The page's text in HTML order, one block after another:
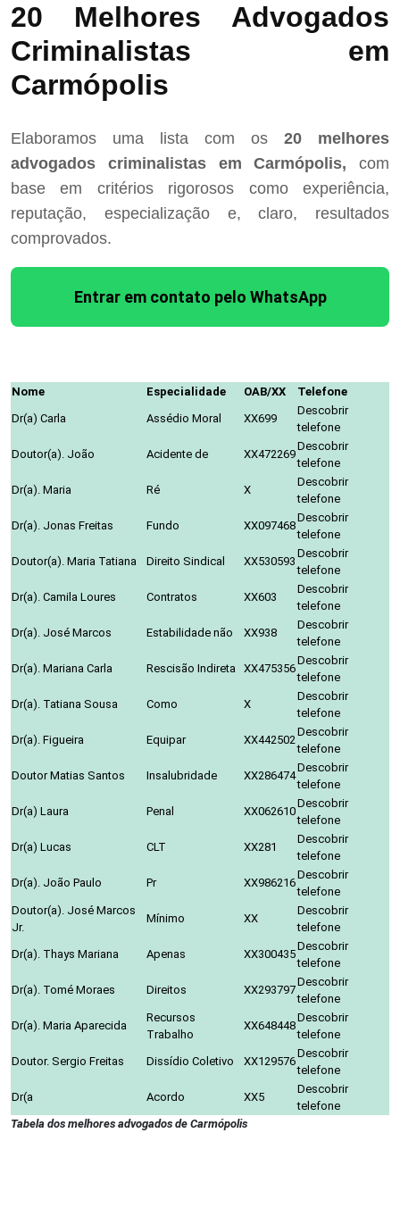
20 Melhores Advogados
Criminalistas em
Carmópolis
Elaboramos uma lista com os 20 melhores
advogados criminalistas em Carmópolis, com
base em critérios rigorosos como experiência,
reputação, especialização e, claro, resultados
comprovados.
Entrar em contato pelo WhatsApp
Nome Especialidade OAB/XX
Telefone
Dr(a) Carla
Assédio Moral XX699
Descobrir
telefone
Doutor(a). João
Acidente de XX472269
Descobrir
telefone
Dr(a). Maria
Ré X
Descobrir
telefone
Dr(a). Jonas Freitas
Fundo XX097468
Descobrir
telefone
Doutor(a). Maria Tatiana
Direito Sindical XX530593
Descobrir
telefone
Dr(a). Camila Loures
Contratos XX603
Descobrir
telefone
Dr(a). José Marcos
Estabilidade não XX938
Descobrir
telefone
Dr(a). Mariana Carla
Rescisão Indireta XX475356
Descobrir
telefone
Dr(a). Tatiana Sousa
Como X
Descobrir
telefone
Dr(a). Figueira
Equipar XX442502
Descobrir
telefone
Doutor Matias Santos
Insalubridade XX286474
Descobrir
telefone
Dr(a) Laura
Penal XX062610
Descobrir
telefone
Dr(a) Lucas
CLT XX281
Descobrir
telefone
Dr(a). João Paulo
Pr XX986216
Descobrir
telefone
Doutor(a). José Marcos
Jr.
Mínimo XX
Descobrir
telefone
Dr(a). Thays Mariana
Apenas XX300435
Descobrir
telefone
Dr(a). Tomé Moraes
Direitos XX293797
Descobrir
telefone
Dr(a). Maria Aparecida
Recursos
Trabalho
XX648448
Descobrir
telefone
Doutor. Sergio Freitas
Dissídio Coletivo XX129576
Descobrir
telefone
Dr(a
Acordo XX5
Descobrir
telefone
Tabela dos melhores advogados de Carmópolis